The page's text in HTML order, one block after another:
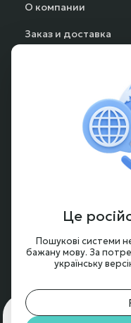
О компании
Заказ и доставка
Гарантия и возврат
Аккумуляторы под
Условия
Контакты
Це
Пошукові системи
бажану мову. За
українську
Для чего нам нужны